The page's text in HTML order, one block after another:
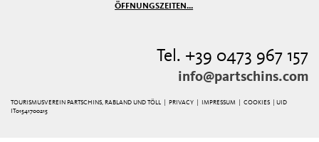
ÖFFNUNGSZEITEN...
Tel. +39 0473 967 157
info@partschins.com
TOURISMUSVEREIN PARTSCHINS, RABLAND UND TÖLL | PRIVACY IMPRESSUM |COOKIES
| UID
IT01541700215